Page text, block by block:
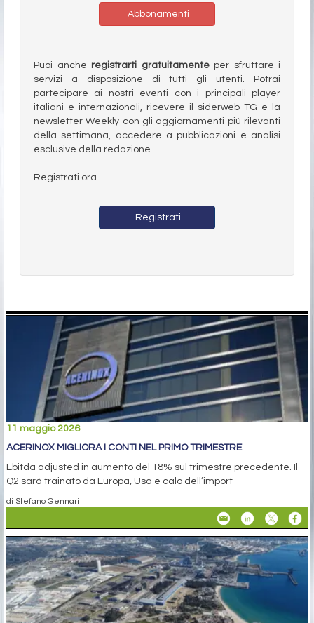
Abbonamenti
Puoi anche registrarti gratuitamenteper sfruttare i
servizi a disposizione di tutti gli utenti. Potrai
partecipare ai nostri eventi con i principali player
italiani e internazionali, ricevere il siderweb TG e la
newsletter Weekly con gli aggiornamenti più rilevanti
della settimana, accedere a pubblicazioni e analisi
esclusive della redazione.
Registrati ora.
Registrati
11 maggio 2026
ACERINOX MIGLIORA I CONTI NEL PRIMO TRIMESTRE
Ebitda adjusted in aumento del 18% sul trimestre precedente. Il
Q2 sarà trainato da Europa, Usa e calo dell’import
di Stefano Gennari